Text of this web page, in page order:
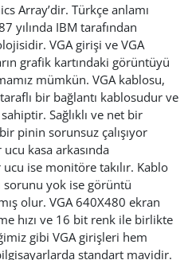
Array’dir. Türkçe anlamı
yılında IBM tarafından
VGA girişi ve VGA
grafik kartındaki görüntüyü
mümkün. VGA kablosu,
bir bağlantı kablosudur ve
Sağlıklı ve net bir
pinin sorunsuz çalışıyor
kasa arkasında
ise monitöre takılır. Kablo
sorunu yok ise görüntü
olur. VGA 640X480 ekran
hızı ve 16 bit renk ile birlikte
gibi VGA girişleri hem
standart mavidir.